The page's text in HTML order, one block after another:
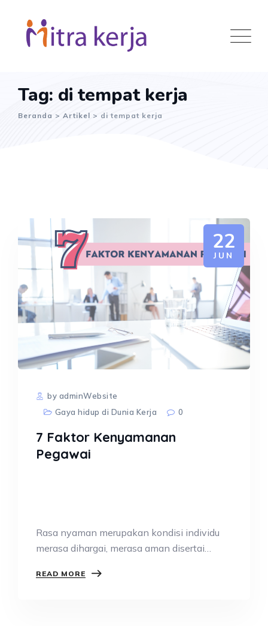
content
Tag: di tempat kerja
Beranda > Artikel > di tempat kerja
22
JUN
by adminWebsite
Gaya hidup di Dunia Kerja
0
​​​​​​​7 Faktor Kenyamanan
Pegawai
Rasa nyaman merupakan kondisi individu
merasa dihargai, merasa aman disertai
READ MORE